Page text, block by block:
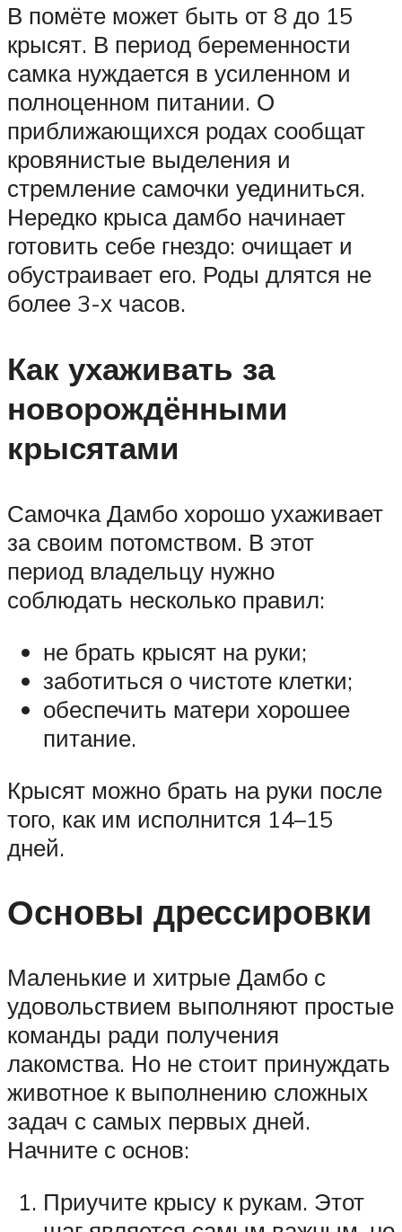
В помёте может быть от 8 до 15
крысят. В период беременности
самка нуждается в усиленном и
полноценном питании. О
приближающихся родах сообщат
кровянистые выделения и
стремление самочки уединиться.
Нередко крыса дамбо начинает
готовить себе гнездо: очищает и
обустраивает его. Роды длятся не
более 3-х часов.
Как ухаживать за
новорождёнными
крысятами
Самочка Дамбо хорошо ухаживает
за своим потомством. В этот
период владельцу нужно
соблюдать несколько правил:
не брать крысят на руки;
заботиться о чистоте клетки;
обеспечить матери хорошее
питание.
Крысят можно брать на руки после
того, как им исполнится 14–15
дней.
Основы дрессировки
Маленькие и хитрые Дамбо с
удовольствием выполняют простые
команды ради получения
лакомства. Но не стоит принуждать
животное к выполнению сложных
задач с самых первых дней.
Начните с основ:
Приучите крысу к рукам. Этот